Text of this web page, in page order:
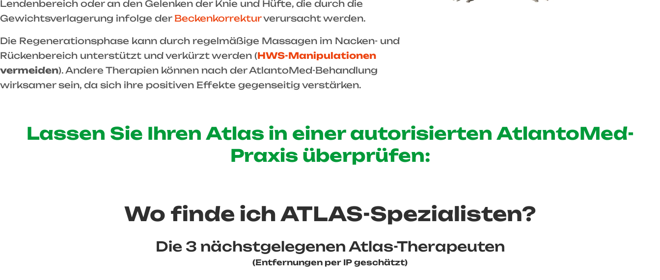
Lendenbereich oder an den Gelenken der Knie und Hüfte, die durch die
Gewichtsverlagerung infolge der Beckenkorrekturverursacht werden.
Die Regenerationsphase kann durch regelmäßige Massagen im Nacken- und
Rückenbereich unterstützt und verkürzt werden (HWS-Manipulationen
vermeiden). Andere Therapien können nach der AtlantoMed-Behandlung
wirksamer sein, da sich ihre positiven Effekte gegenseitig verstärken.
Lassen Sie Ihren Atlas in einer autorisierten AtlantoMed-
Praxis überprüfen:
Wo finde ich ATLAS-Spezialisten?
Die 3 nächstgelegenen Atlas-Therapeuten
(Entfernungen per IP geschätzt)